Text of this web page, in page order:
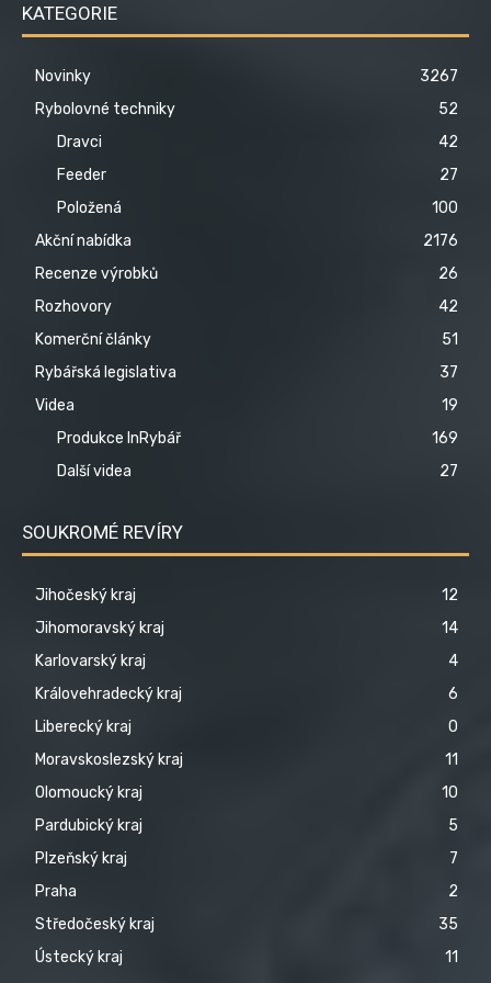
KATEGORIE
Novinky
3267
Rybolovné techniky
52
Dravci
42
Feeder
27
Položená
100
Akční nabídka
2176
Recenze výrobků
26
Rozhovory
42
Komerční články
51
Rybářská legislativa
37
Videa
19
Produkce InRybář
169
Další videa
27
SOUKROMÉ REVÍRY
Jihočeský kraj
12
Jihomoravský kraj
14
Karlovarský kraj
4
Královehradecký kraj
6
Liberecký kraj
0
Moravskoslezský kraj
11
Olomoucký kraj
10
Pardubický kraj
5
Plzeňský kraj
7
Praha
2
Středočeský kraj
35
Ústecký kraj
11